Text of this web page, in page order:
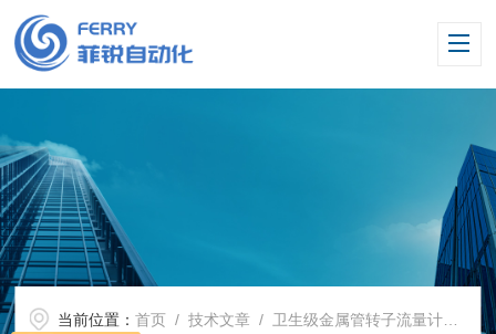
当前位置：首页 /技术文章 / 卫生级金属管转子流量计和普通转子流量计，差的不只是材质